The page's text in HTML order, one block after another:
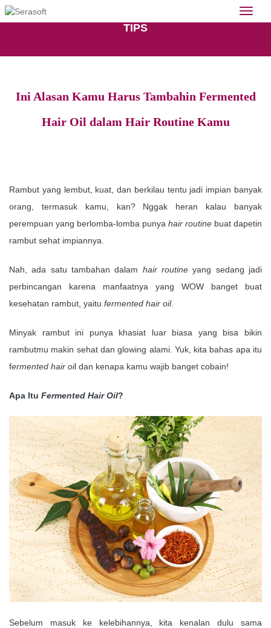
TIPS
Ini Alasan Kamu Harus Tambahin Fermented
Hair Oil dalam Hair Routine Kamu
Rambut yang lembut, kuat, dan berkilau tentu jadi impian banyak
orang, termasuk kamu, kan? Nggak heran kalau banyak
perempuan yang berlomba-lomba punya hair routine buat dapetin
rambut sehat impiannya.
Nah, ada satu tambahan dalam hair routine yang sedang jadi
perbincangan karena manfaatnya yang WOW banget buat
kesehatan rambut, yaitu fermented hair oil.
Minyak rambut ini punya khasiat luar biasa yang bisa bikin
rambutmu makin sehat dan glowing alami. Yuk, kita bahas apa itu
fermented hair oil dan kenapa kamu wajib banget cobain!
Apa Itu Fermented Hair Oil?
Sebelum masuk ke kelebihannya, kita kenalan dulu sama